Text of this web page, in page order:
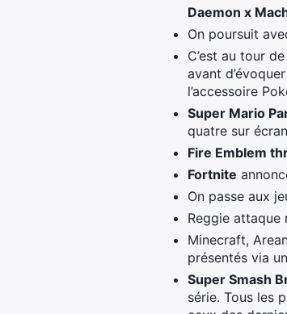
Daemon x
On poursuit
C’est au tour
avant
l’accessoire
Super Mario
quatre sur
Fire Emblem
Fortnite
On passe aux
Reggie attaque
Minecraft,
présentés via
Super Smash
série. Tous les